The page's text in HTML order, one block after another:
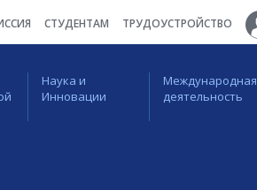
СТУДЕНТАМ ТРУДОУСТРОЙСТВО
Наука и
Инновации
Международная
деятельность